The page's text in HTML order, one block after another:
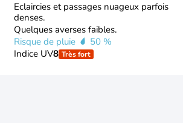
Eclaircies et passages nuageux parfois
denses.
Quelques averses faibles.
Risque de pluie
50 %
Indice UV8 Très fort